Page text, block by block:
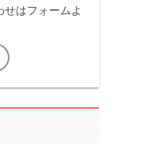
はフォームよ